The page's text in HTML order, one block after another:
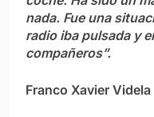
nada. Fue una
radio iba pulsada y
compañeros”.
Franco Xavier Videla